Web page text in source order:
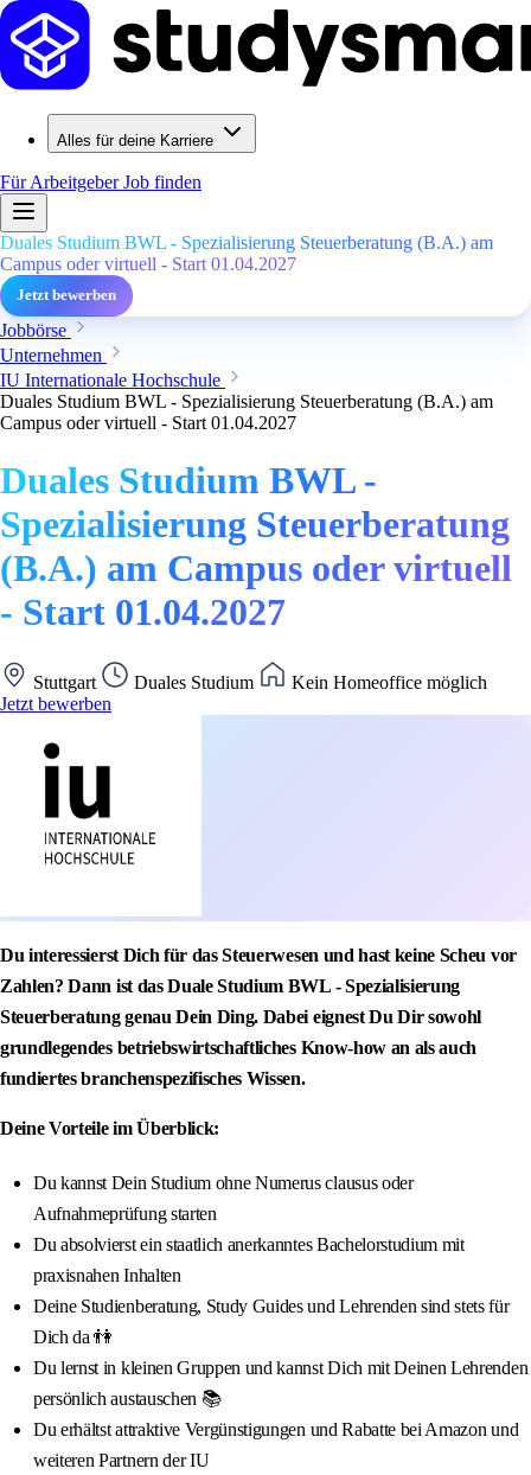
Alles für deine Karriere
Für ArbeitgeberJob finden
Duales Studium BWL - Spezialisierung Steuerberatung (B.A.) am
Campus oder virtuell - Start 01.04.2027
Jetzt bewerben
Jobbörse
Unternehmen
IU Internationale Hochschule
Duales Studium BWL - Spezialisierung Steuerberatung (B.A.) am
Campus oder virtuell - Start 01.04.2027
Duales Studium BWL -
Spezialisierung Steuerberatung
(B.A.) am Campus oder virtuell
- Start 01.04.2027
Stuttgart Duales Studium
Kein Homeoffice möglich
Jetzt bewerben
Du interessierst Dich für das Steuerwesen und hast keine Scheu vor
Zahlen? Dann ist das Duale Studium BWL - Spezialisierung
Steuerberatung genau Dein Ding. Dabei eignest Du Dir sowohl
grundlegendes betriebswirtschaftliches Know-how an als auch
fundiertes branchenspezifisches Wissen.
Deine Vorteile im Überblick:
Du kannst Dein Studium ohne Numerus clausus oder
Aufnahmeprüfung starten
Du absolvierst ein staatlich anerkanntes Bachelorstudium mit
praxisnahen Inhalten
Deine Studienberatung, Study Guides und Lehrenden sind stets für
Dich da 👫
Du lernst in kleinen Gruppen und kannst Dich mit Deinen Lehrenden
persönlich austauschen 📚
Du erhältst attraktive Vergünstigungen und Rabatte bei Amazon und
weiteren Partnern der IU